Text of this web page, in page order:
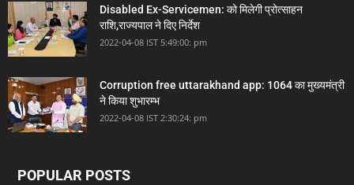
Disabled Ex-Servicemen: को मिलेगी प्रोत्साहन
राशि,राज्यपाल ने दिए निर्देश
2022-04-08 IST 5:49:00: pm
Corruption free uttarakhand app: 1064 का मुख्यमंत्री
ने किया शुभारम्भ
2022-04-08 IST 2:30:24: pm
POPULAR POSTS